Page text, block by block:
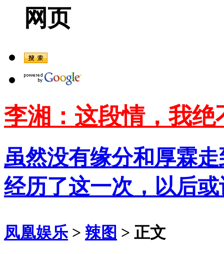
网页
李湘：这段情，我绝
虽然没有缘分和厚霖
经历了这一次，以后
凤凰娱乐 > 辣图 > 正文